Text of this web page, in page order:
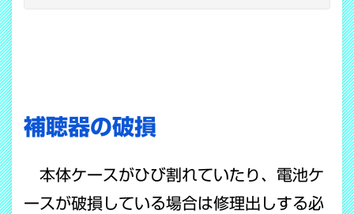
補聴器の破損
本体ケースがひび割れていたり、電池ケ
ースが破損している場合は修理出しする必